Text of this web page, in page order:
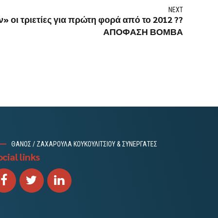
NEXT
οι τριετίες για πρώτη φορά από το 2012 ??
ΑΠΟΦΑΣΗ ΒΟΜΒΑ
ΘΑΝΟΣ / ΖΑΧΑΡΟΥΛΑ ΚΟΥΚΟΥΛΙΤΣΙΟΥ & ΣΥΝΕΡΓΑΤΕΣ
links